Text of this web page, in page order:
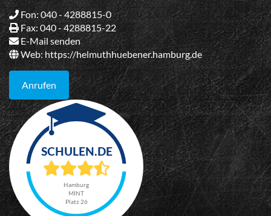
Fon: 040 - 4288815-0
Fax: 040 - 4288815-22
E-Mail senden
Web:https://helmuthhuebener.hamburg.de
Anrufen
Hamburg
MINT
Platz 26